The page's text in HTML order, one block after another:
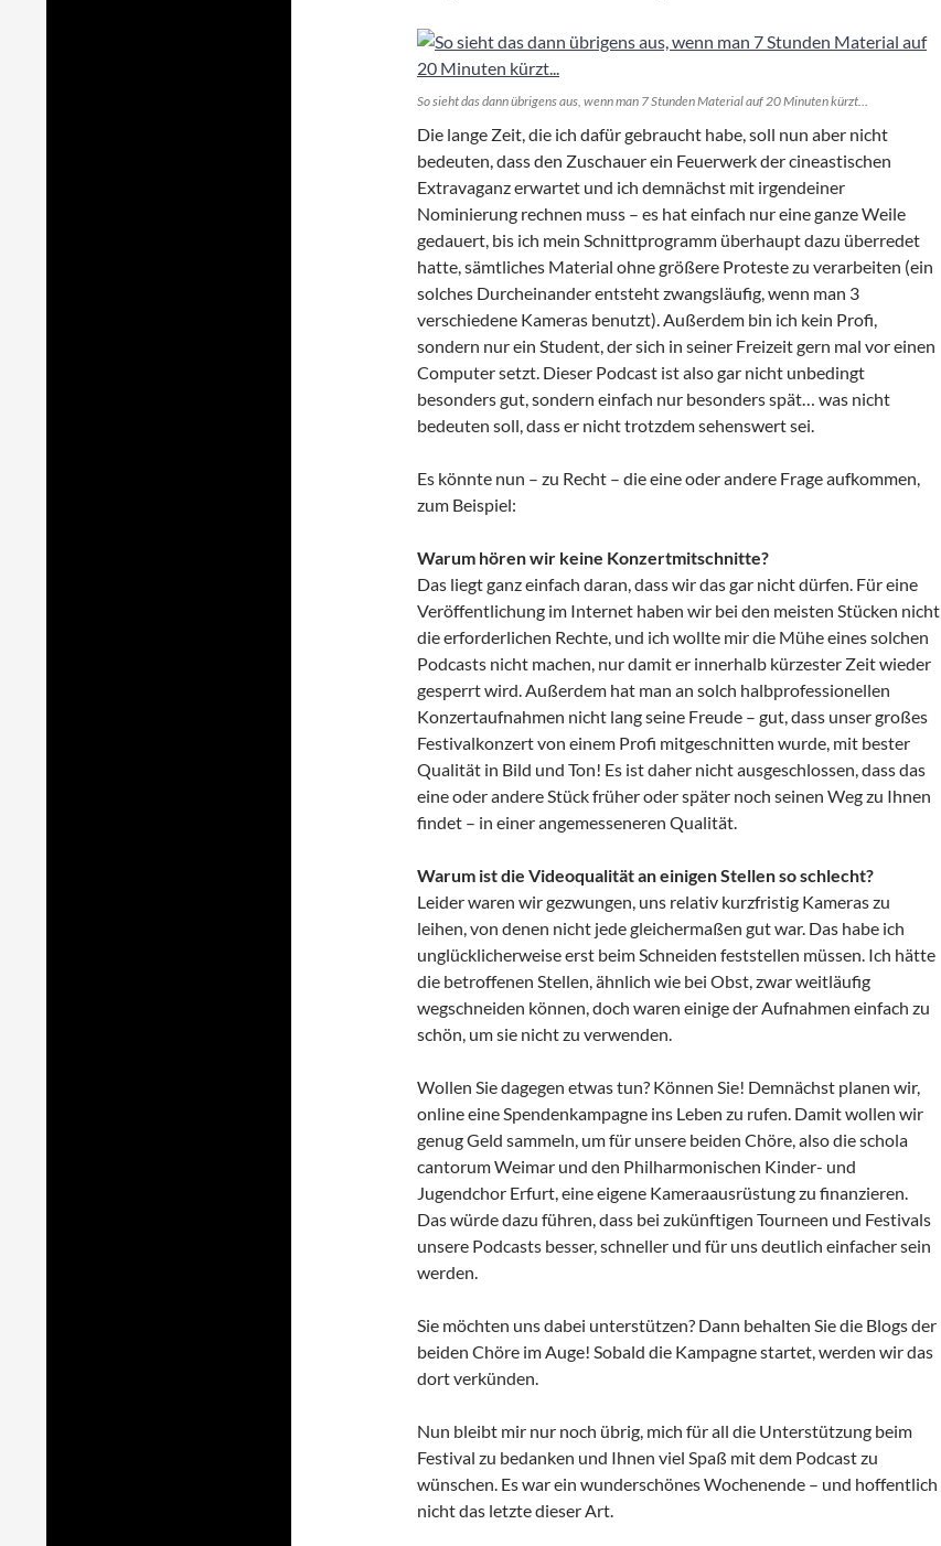
So sieht das dann übrigens aus, wenn man 7 Stunden Material auf 20 Minuten kürzt…
Die lange Zeit, die ich dafür gebraucht habe, soll nun aber nicht
bedeuten, dass den Zuschauer ein Feuerwerk der cineastischen
Extravaganz erwartet und ich demnächst mit irgendeiner
Nominierung rechnen muss – es hat einfach nur eine ganze Weile
gedauert, bis ich mein Schnittprogramm überhaupt dazu überredet
hatte, sämtliches Material ohne größere Proteste zu verarbeiten (ein
solches Durcheinander entsteht zwangsläufig, wenn man 3
verschiedene Kameras benutzt). Außerdem bin ich kein Profi,
sondern nur ein Student, der sich in seiner Freizeit gern mal vor einen
Computer setzt. Dieser Podcast ist also gar nicht unbedingt
besonders gut, sondern einfach nur besonders spät… was nicht
bedeuten soll, dass er nicht trotzdem sehenswert sei.
Es könnte nun – zu Recht – die eine oder andere Frage aufkommen,
zum Beispiel:
Warum hören wir keine Konzertmitschnitte?
Das liegt ganz einfach daran, dass wir das gar nicht dürfen. Für eine
Veröffentlichung im Internet haben wir bei den meisten Stücken nicht
die erforderlichen Rechte, und ich wollte mir die Mühe eines solchen
Podcasts nicht machen, nur damit er innerhalb kürzester Zeit wieder
gesperrt wird. Außerdem hat man an solch halbprofessionellen
Konzertaufnahmen nicht lang seine Freude – gut, dass unser großes
Festivalkonzert von einem Profi mitgeschnitten wurde, mit bester
Qualität in Bild und Ton! Es ist daher nicht ausgeschlossen, dass das
eine oder andere Stück früher oder später noch seinen Weg zu Ihnen
findet – in einer angemesseneren Qualität.
Warum ist die Videoqualität an einigen Stellen so schlecht?
Leider waren wir gezwungen, uns relativ kurzfristig Kameras zu
leihen, von denen nicht jede gleichermaßen gut war. Das habe ich
unglücklicherweise erst beim Schneiden feststellen müssen. Ich hätte
die betroffenen Stellen, ähnlich wie bei Obst, zwar weitläufig
wegschneiden können, doch waren einige der Aufnahmen einfach zu
schön, um sie nicht zu verwenden.
Wollen Sie dagegen etwas tun? Können Sie! Demnächst planen wir,
online eine Spendenkampagne ins Leben zu rufen. Damit wollen wir
genug Geld sammeln, um für unsere beiden Chöre, also die schola
cantorum Weimar und den Philharmonischen Kinder- und
Jugendchor Erfurt, eine eigene Kameraausrüstung zu finanzieren.
Das würde dazu führen, dass bei zukünftigen Tourneen und Festivals
unsere Podcasts besser, schneller und für uns deutlich einfacher sein
werden.
Sie möchten uns dabei unterstützen? Dann behalten Sie die Blogs der
beiden Chöre im Auge! Sobald die Kampagne startet, werden wir das
dort verkünden.
Nun bleibt mir nur noch übrig, mich für all die Unterstützung beim
Festival zu bedanken und Ihnen viel Spaß mit dem Podcast zu
wünschen. Es war ein wunderschönes Wochenende – und hoffentlich
nicht das letzte dieser Art.